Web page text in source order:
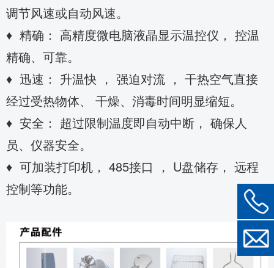
调节风速或自动风速。
♦ 精确： 高精度微电脑液晶显示温控仪， 控温
精确、可靠。
♦ 迅速： 升温快 ， 强迫对流 ， 干热空气直接
经过受热物体、 干燥、消毒时间明显缩短。
♦ 安全： 超过限制温度即自动中断， 确保人
员、仪器安全。
♦ 可加装打印机， 485接口 ， U盘储存， 远程
控制等功能。